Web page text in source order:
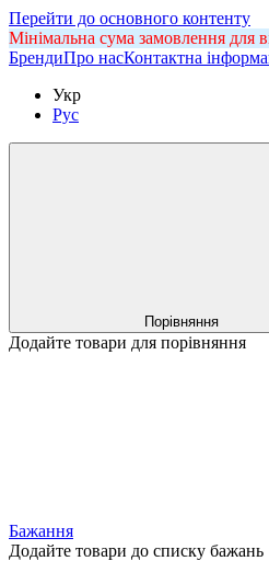
Перейти до основного контенту
Мінімальна сума замовлення для
БрендиПро насКонтактна
Укр
Рус
Порівняння
Додайте товари для порівняння
Бажання
Додайте товари до списку бажань